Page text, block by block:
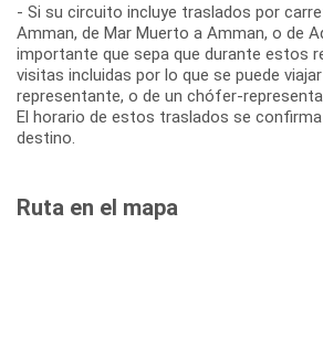
- Si su circuito incluye traslados por
Amman, de Mar Muerto a Amman, o de
importante que sepa que durante estos
visitas incluidas por lo que se puede
representante, o de un chófer-
El horario de estos traslados se
destino.
Ruta en el mapa